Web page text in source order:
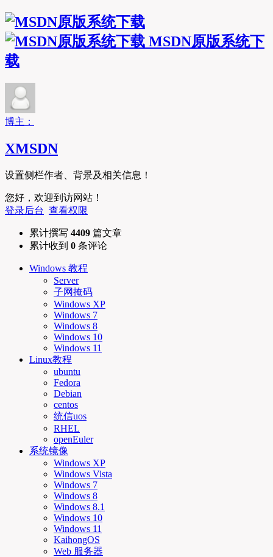
MSDN原版系统下
载
博主：
XMSDN
设置侧栏作者、背景及相关信息！
您好，欢迎到访网站！
登录后台 查看权限
累计撰写 4409 篇文章
累计收到 0 条评论
Windows 教程
Server
子网掩码
Windows XP
Windows 7
Windows 8
Windows 10
Windows 11
Linux教程
ubuntu
Fedora
Debian
centos
统信uos
RHEL
openEuler
系统镜像
Windows XP
Windows Vista
Windows 7
Windows 8
Windows 8.1
Windows 10
Windows 11
KaihongOS
Web 服务器